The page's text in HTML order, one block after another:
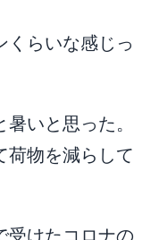
くらいな感じっ
いと思った。
荷物を減らして
受けたコロナの